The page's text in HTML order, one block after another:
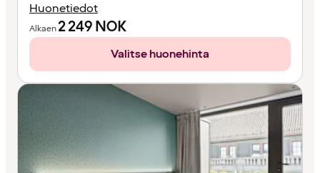
Huonetiedot
Alkaen2 249NOK
Valitse huonehinta